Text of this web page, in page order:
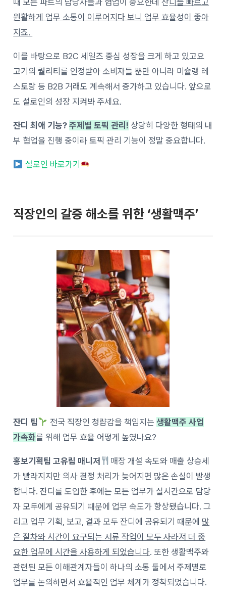
때 모든 파트의 담당자들과 협업이 중요한데 잔디를 빠르고
원활하게 업무 소통이 이루어지다 보니 업무 효율성이 좋아
지죠.
이를 바탕으로 B2C 세일즈 중심 성장을 크게 하고 있고요
고기의 퀄리티를 인정받아 소비자들 뿐만 아니라 미슐랭 레
스토랑 등 B2B 거래도 계속해서 증가하고 있습니다. 앞으로
도 설로인의 성장 지켜봐 주세요.
잔디 최애 기능?주제별 토픽 관리! 상당히 다양한 형태의 내
부 협업을 진행 중이라 토픽 관리 기능이 정말 중요합니다.
설로인 바로가기
직장인의 갈증 해소를 위한 ‘생활맥주’
잔디 팀 전국 직장인 청럄감을 책임지는 생활맥주 사업
가속화를 위해 업무 효율 어떻게 높였나요?
홍보기획팀 고유림 매니저
매장 개설 속도와 매출 상승세
가 빨라지지만 의사 결정 처리가 늦어지면 많은 손실이 발생
합니다. 잔디를 도입한 후에는 모든 업무가 실시간으로 담당
자 모두에게 공유되기 때문에 업무 속도가 향상됐습니다. 그
리고 업무 기획, 보고, 결과 모두 잔디에 공유되기 때문에 많
은 절차와 시간이 요구되는 서류 작업이 모두 사라져 더 중
요한 업무에 시간을 사용하게 되었습니다. 또한 생활맥주와
관련된 모든 이해관계자들이 하나의 소통 툴에서 주제별로
업무를 논의하면서 효율적인 업무 체계가 정착되었습니다.